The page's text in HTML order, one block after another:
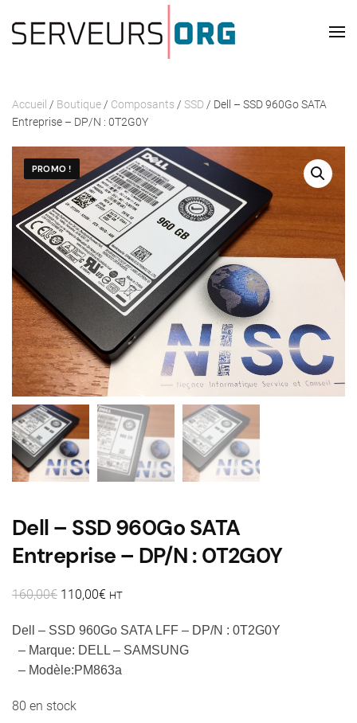
Passer au contenu principal
Accueil / Boutique / Composants / SSD / Dell – SSD 960Go SATA
Entreprise – DP/N : 0T2G0Y
PROMO !
Dell – SSD 960Go SATA
Entreprise – DP/N : 0T2G0Y
160,00€ Le
initial
était :
160,00€.
110,00€ Le
actuel
est :
110,00€.
HT
Dell – SSD 960Go SATA LFF – DP/N : 0T2G0Y
– Marque: DELL – SAMSUNG
– Modèle:PM863a
80 en stock